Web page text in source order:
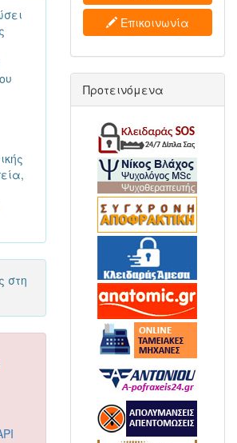
στη
Επικοινωνία
Προτεινόμενα